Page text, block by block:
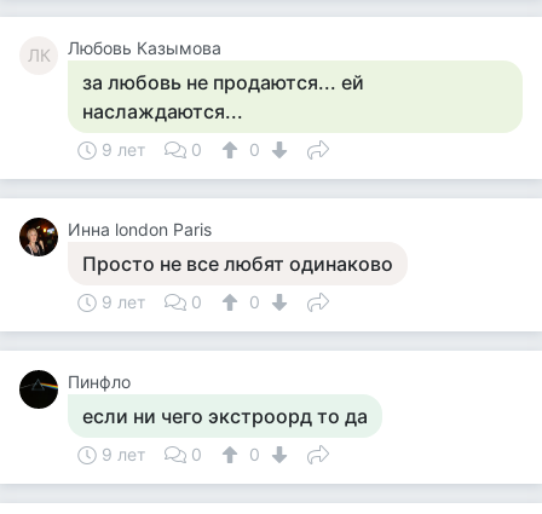
ЛК Любовь Казымова
за любовь не продаются... ей
наслаждаются...
9 лет 0 0
Инна london Paris
Просто не все любят одинаково
9 лет 0 0
Пинфло
если ни чего экстроорд то да
9 лет 0 0